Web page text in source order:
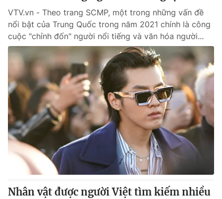
VTV.vn - Theo trang SCMP, một trong những vấn đề
nổi bật của Trung Quốc trong năm 2021 chính là công
cuộc "chỉnh đốn" người nổi tiếng và văn hóa người...
Nhân vật được người Việt tìm kiếm nhiều